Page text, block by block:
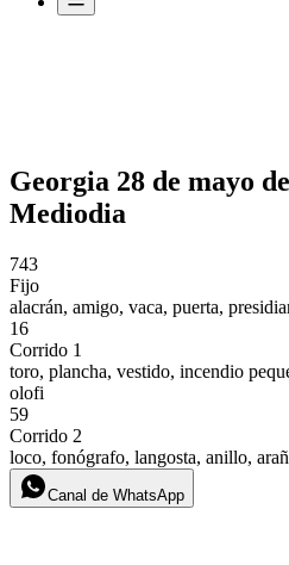
Georgia 28 de mayo
Mediodia
743
Fijo
alacrán, amigo, vaca, puerta,
16
Corrido 1
toro, plancha, vestido, incendio
olofi
59
Corrido 2
loco, fonógrafo, langosta, anillo,
Canal de WhatsApp